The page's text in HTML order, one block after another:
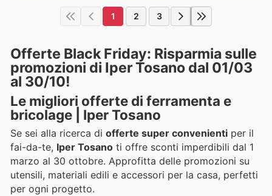
1 2 3
Offerte Black Friday: Risparmia sulle
promozioni di Iper Tosano dal 01/03
al 30/10!
Le migliori offerte di ferramenta e
bricolage | Iper Tosano
Se sei alla ricerca di offerte super convenienti per il
fai-da-te, Iper Tosano ti offre sconti imperdibili dal 1
marzo al 30 ottobre. Approfitta delle promozioni su
utensili, materiali edili e accessori per la casa, perfetti
per ogni progetto.